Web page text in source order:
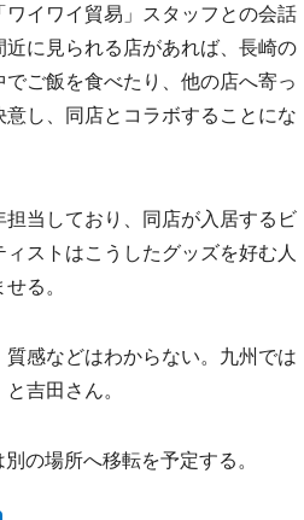
イワイ貿易」スタッフとの会話
に見られる店があれば、長崎の
ご飯を食べたり、他の店へ寄っ
し、同店とコラボすることにな
当しており、同店が入居するビ
ストはこうしたグッズを好む人
る。
感などはわからない。九州では
吉田さん。
の場所へ移転を予定する。